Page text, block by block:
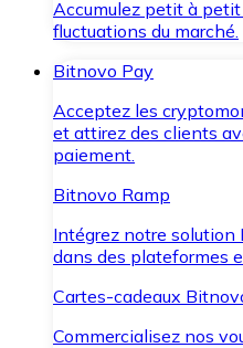
Accumulez petit à petit
fluctuations du marché.
Bitnovo Pay
Acceptez les
et attirez des clients
paiement.
Bitnovo Ramp
Intégrez notre
dans des plateformes
Cartes-cadeaux
Commercialisez nos